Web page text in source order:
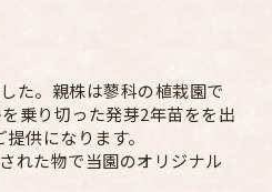
た。親株は蓼科の植栽園で
乗り切った発芽2年苗をを出
供になります。
れた物で当園のオリジナル